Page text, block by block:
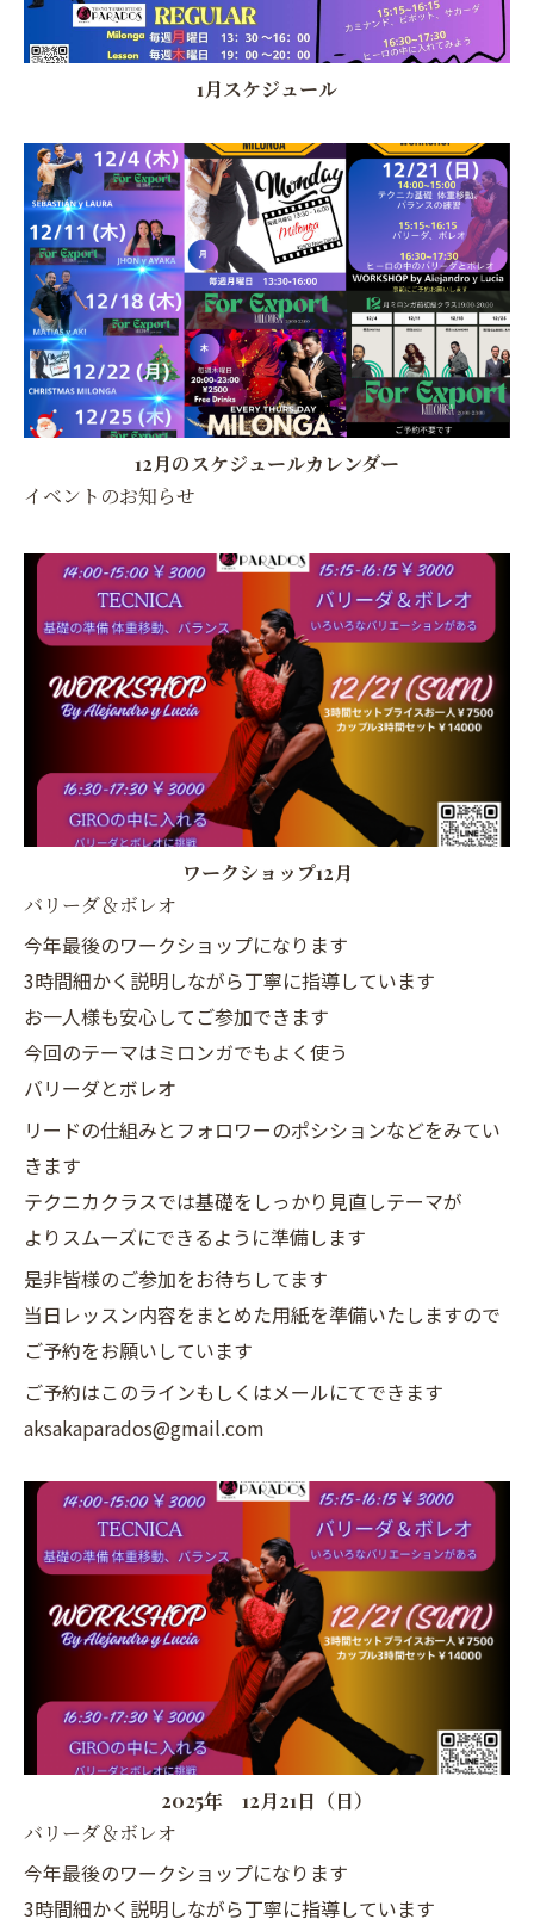
1月スケジュール
12月のスケジュールカレンダー
イベントのお知らせ
ワークショップ12月
バリーダ＆ボレオ
今年最後のワークショップになります
3時間細かく説明しながら丁寧に指導しています
お一人様も安心してご参加できます
今回のテーマはミロンガでもよく使う
バリーダとボレオ
リードの仕組みとフォロワーのポシションなどをみてい
きます
テクニカクラスでは基礎をしっかり見直しテーマが
よりスムーズにできるように準備します
是非皆様のご参加をお待ちしてます
当日レッスン内容をまとめた用紙を準備いたしますので
ご予約をお願いしています
ご予約はこのラインもしくはメールにてできます
aksakaparados@gmail.com
2025年 12月21日（日）
バリーダ＆ボレオ
今年最後のワークショップになります
3時間細かく説明しながら丁寧に指導しています